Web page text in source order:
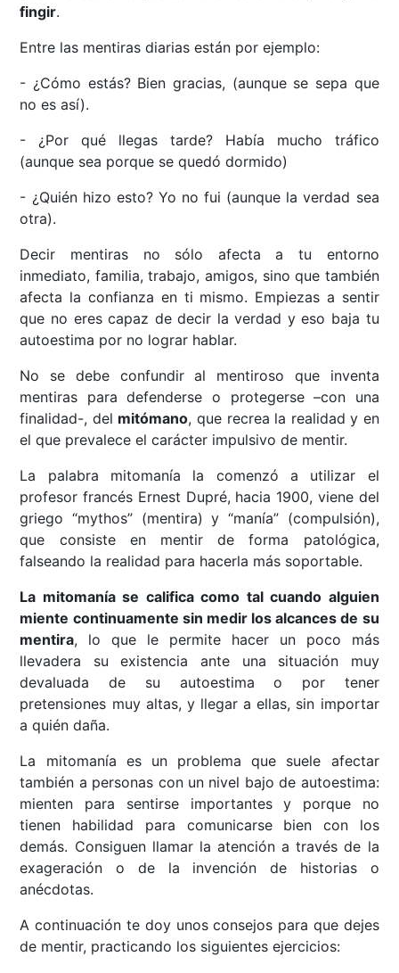
fingir.
Entre las mentiras diarias están por ejemplo:
- ¿Cómo estás? Bien gracias, (aunque se sepa que
no es así).
- ¿Por qué llegas tarde? Había mucho tráfico
(aunque sea porque se quedó dormido)
- ¿Quién hizo esto? Yo no fui (aunque la verdad sea
otra).
Decir mentiras no sólo afecta a tu entorno
inmediato, familia, trabajo, amigos, sino que también
afecta la confianza en ti mismo. Empiezas a sentir
que no eres capaz de decir la verdad y eso baja tu
autoestima por no lograr hablar.
No se debe confundir al mentiroso que inventa
mentiras para defenderse o protegerse –con una
finalidad-, del mitómano, que recrea la realidad y en
el que prevalece el carácter impulsivo de mentir.
La palabra mitomanía la comenzó a utilizar el
profesor francés Ernest Dupré, hacia 1900, viene del
griego “mythos” (mentira) y “manía” (compulsión),
que consiste en mentir de forma patológica,
falseando la realidad para hacerla más soportable.
La mitomanía se califica como tal cuando alguien
miente continuamente sin medir los alcances de su
mentira, lo que le permite hacer un poco más
llevadera su existencia ante una situación muy
devaluada de su autoestima o por tener
pretensiones muy altas, y llegar a ellas, sin importar
a quién daña.
La mitomanía es un problema que suele afectar
también a personas con un nivel bajo de autoestima:
mienten para sentirse importantes y porque no
tienen habilidad para comunicarse bien con los
demás. Consiguen llamar la atención a través de la
exageración o de la invención de historias o
anécdotas.
A continuación te doy unos consejos para que dejes
de mentir, practicando los siguientes ejercicios: